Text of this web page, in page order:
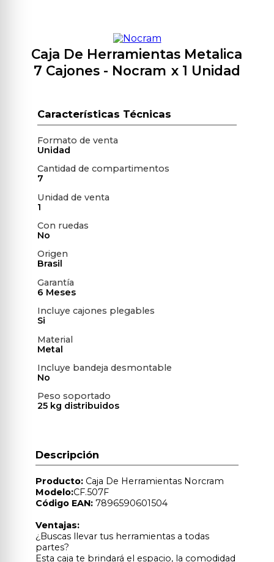
Caja De Herramientas Metalica
7 Cajones - Nocram x 1 Unidad
Formato de venta
Unidad
Cantidad de compartimentos
7
Unidad de venta
1
Con ruedas
No
Origen
Brasil
Garantía
6 Meses
Incluye cajones plegables
Si
Material
Metal
Incluye bandeja desmontable
No
Peso soportado
25 kg distribuidos
Descripción
Producto:Caja De Herramientas Norcram
Modelo:CF.507F
Código EAN:7896590601504
Ventajas:
¿Buscas llevar tus herramientas a todas
partes?
Esta caja te brindará el espacio, la comodidad